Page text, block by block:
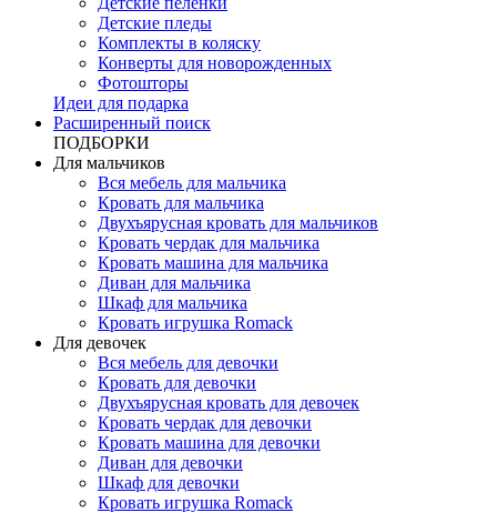
Детские пледы
Комплекты в коляску
Конверты для новорожденных
Фотошторы
Идеи для подарка
Расширенный поиск
ПОДБОРКИ
Для мальчиков
Вся мебель для мальчика
Кровать для мальчика
Двухъярусная кровать для мальчиков
Кровать чердак для мальчика
Кровать машина для мальчика
Диван для мальчика
Шкаф для мальчика
Кровать игрушка Romack
Для девочек
Вся мебель для девочки
Кровать для девочки
Двухъярусная кровать для девочек
Кровать чердак для девочки
Кровать машина для девочки
Диван для девочки
Шкаф для девочки
Кровать игрушка Romack